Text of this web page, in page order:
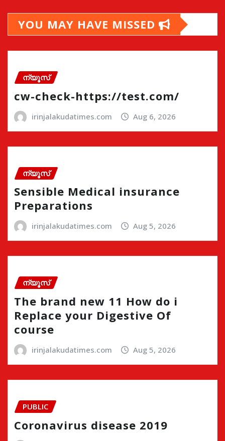
YOU MAY HAVE MISSED
ന്യൂസ്
cw-check-https://test.com/
irinjalakudatimes.com Aug 6, 2026
ന്യൂസ്
Sensible Medical insurance
Preparations
irinjalakudatimes.com Aug 5, 2026
ന്യൂസ്
The brand new 11 How do i
Replace your Digestive Of
course
irinjalakudatimes.com Aug 5, 2026
PUBLIC
Coronavirus disease 2019